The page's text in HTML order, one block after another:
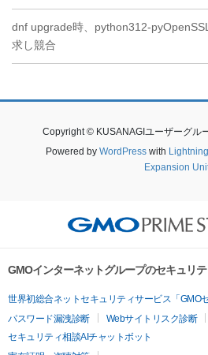
dnf upgrade時、python312-
求し競合
Copyright © KUSANAGIユーザーグル
Powered by WordPresswith
Expansion
GMOインターネットグループのセキュリ
世界初総合ネットセキュリティサービス「GMO
パスワード漏洩診断
Webサイトリスク診断
セキュリティ相談AIチャットボット